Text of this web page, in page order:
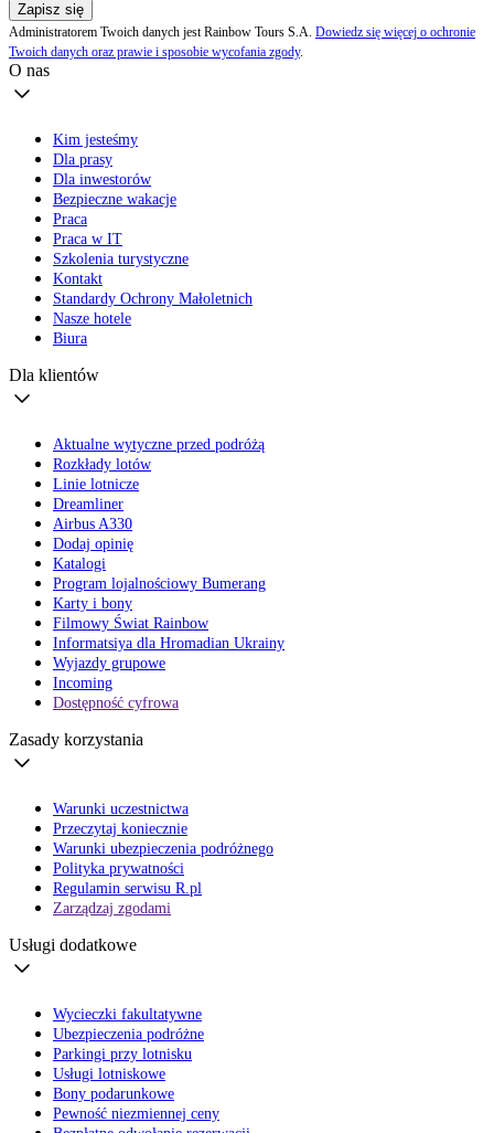
Zapisz się
Administratorem Twoich danych jest Rainbow Tours S.A. Dowiedz się więcej o ochronie
Twoich danych oraz prawie i sposobie wycofania zgody.
O nas
Kim jesteśmy
Dla prasy
Dla inwestorów
Bezpieczne wakacje
Praca
Praca w IT
Szkolenia turystyczne
Kontakt
Standardy Ochrony Małoletnich
Nasze hotele
Biura
Dla klientów
Aktualne wytyczne przed podróżą
Rozkłady lotów
Linie lotnicze
Dreamliner
Airbus A330
Dodaj opinię
Katalogi
Program lojalnościowy Bumerang
Karty i bony
Filmowy Świat Rainbow
Informatsiya dla Hromadian Ukrainy
Wyjazdy grupowe
Incoming
Dostępność cyfrowa
Zasady korzystania
Warunki uczestnictwa
Przeczytaj koniecznie
Warunki ubezpieczenia podróżnego
Polityka prywatności
Regulamin serwisu R.pl
Zarządzaj zgodami
Usługi dodatkowe
Wycieczki fakultatywne
Ubezpieczenia podróżne
Parkingi przy lotnisku
Usługi lotniskowe
Bony podarunkowe
Pewność niezmiennej ceny